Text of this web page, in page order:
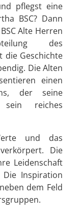
pflegst eine
BSC? Dann
Alte Herren
des
die Geschichte
Die Alten
einen
der seine
reiches
und das
Die
Leidenschaft
Inspiration
dem Feld